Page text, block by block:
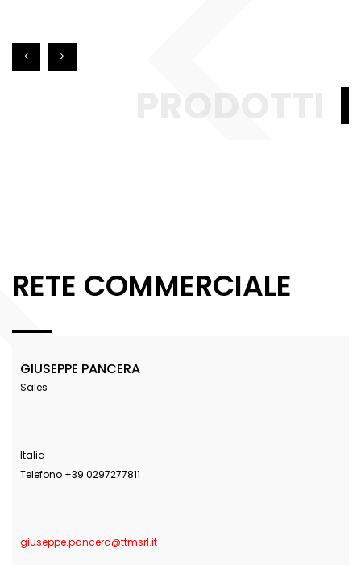
RETE COMMERCIALE
GIUSEPPE PANCERA
Sales
Italia
Telefono +39 0297277811
giuseppe.pancera@ttmsrl.it